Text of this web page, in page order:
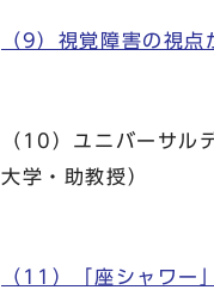
（9）視覚障害の視
（10）ユニバーサル
大学・助教授）
（11）「座シャワー